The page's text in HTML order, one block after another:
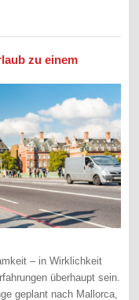
zu einem
– in Wirklichkeit
überhaupt sein.
geplant nach Mallorca,